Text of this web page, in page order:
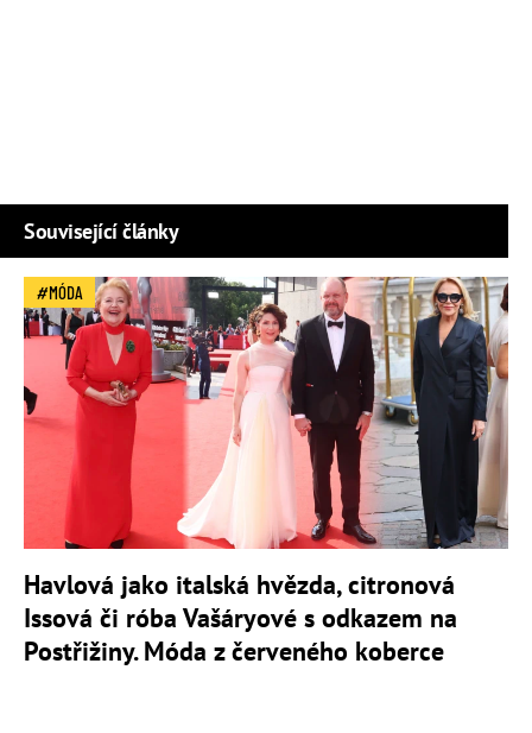
Související články
MÓDA
Havlová jako italská hvězda, citronová
Issová či róba Vašáryové s odkazem na
Postřižiny. Móda z červeného koberce